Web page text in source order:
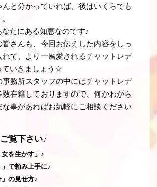
と分かっていれば、後はいくらでも
たにある知恵なのです♪
皆さんも、今回お伝えした内容をしっ
れて、より一層愛されるチャットレデ
ていきましょう☆
事務所スタッフの中にはチャットレデ
数在籍しておりますので、何かわから
な事があればお気軽にご相談ください
覧下さい♪
を生かす」♪
で頼み上手に♪
」の見せ方♪